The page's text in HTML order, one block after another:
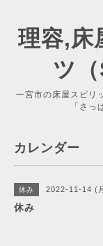
理容,床
ツ
一宮市の床屋スピリ
「さっ
カレンダー
休み 2022-11-14 (
休み